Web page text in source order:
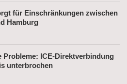
für Einschränkungen zwischen
Hamburg
Probleme: ICE-Direktverbindung
unterbrochen